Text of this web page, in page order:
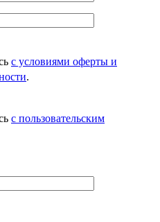
с условиями оферты и
.
с пользовательским